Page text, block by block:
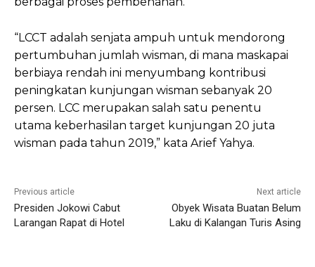
“LCCT adalah senjata ampuh untuk mendorong
pertumbuhan jumlah wisman, di mana maskapai
berbiaya rendah ini menyumbang kontribusi
peningkatan kunjungan wisman sebanyak 20
persen. LCC merupakan salah satu penentu
utama keberhasilan target kunjungan 20 juta
wisman pada tahun 2019,” kata Arief Yahya.
Previous article
Presiden Jokowi Cabut
Larangan Rapat di Hotel
Next article
Obyek Wisata Buatan Belum
Laku di Kalangan Turis Asing